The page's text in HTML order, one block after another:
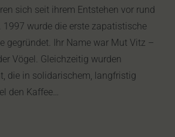
sich seit ihrem Entstehen vor rund
1997 wurde die erste zapatistische
gegründet. Ihr Name war Mut Vitz –
Vögel. Gleichzeitig wurden
die in solidarischem, langfristig
den Kaffee…